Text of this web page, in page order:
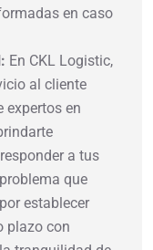
en caso
En CKL Logistic,
al cliente
expertos en
a tus
que
establecer
plazo con